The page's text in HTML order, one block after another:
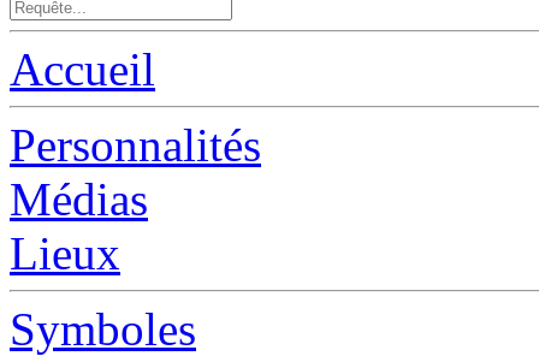
Accueil
Personnalités
Médias
Lieux
Symboles